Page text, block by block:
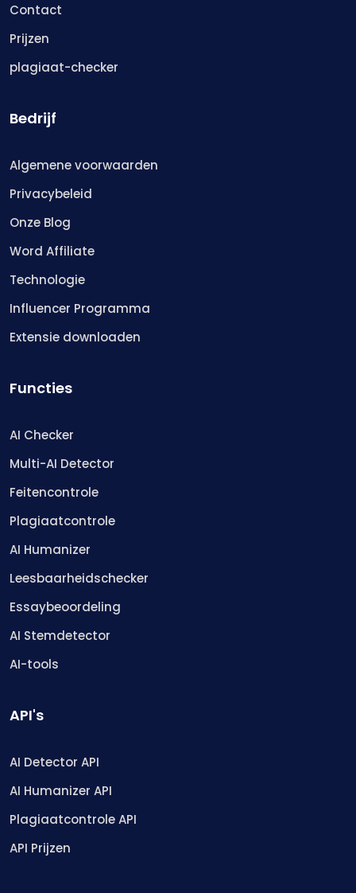
Contact
Prijzen
plagiaat-checker
Bedrijf
Algemene voorwaarden
Privacybeleid
Onze Blog
Word Affiliate
Technologie
Influencer Programma
Extensie downloaden
Functies
AI Checker
Multi-AI Detector
Feitencontrole
Plagiaatcontrole
AI Humanizer
Leesbaarheidschecker
Essaybeoordeling
AI Stemdetector
AI-tools
API's
AI Detector API
AI Humanizer API
Plagiaatcontrole API
API Prijzen